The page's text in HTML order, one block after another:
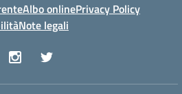
Albo onlinePrivacy Policy
Note legali